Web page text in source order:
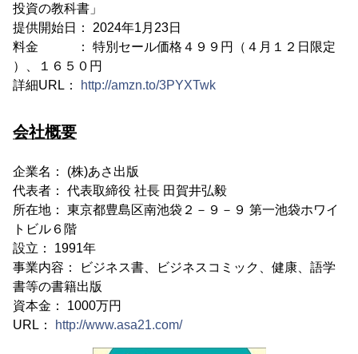
投資の教科書」
提供開始日： 2024年1月23日
料金 ： 特別セール価格４９９円（４月１２日限定
）、１６５０円
詳細URL：
http://amzn.to/3PYXTwk
会社概要
企業名： (株)あさ出版
代表者： 代表取締役 社長 田賀井弘毅
所在地： 東京都豊島区南池袋２－９－９ 第一池袋ホワイ
トビル６階
設立： 1991年
事業内容： ビジネス書、ビジネスコミック、健康、語学
書等の書籍出版
資本金： 1000万円
URL：
http://www.asa21.com/